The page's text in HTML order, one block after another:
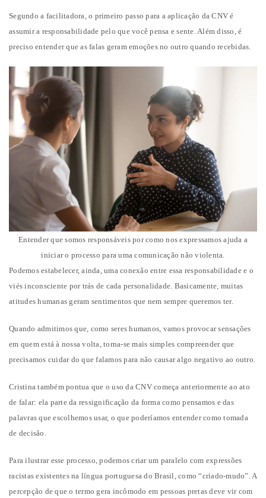
Segundo a facilitadora, o primeiro passo para a aplicação da CNV é
assumir a responsabilidade pelo que você pensa e sente. Além disso, é
preciso entender que as falas geram emoções no outro quando recebidas.
Entender que somos responsáveis por como nos expressamos ajuda a
iniciar o processo para uma comunicação não violenta.
Podemos estabelecer, ainda, uma conexão entre essa responsabilidade e o
viés inconsciente por trás de cada personalidade. Basicamente, muitas
atitudes humanas geram sentimentos que nem sempre queremos ter.
Quando admitimos que, como seres humanos, vamos provocar sensações
em quem está à nossa volta, torna-se mais simples compreender que
precisamos cuidar do que falamos para não causar algo negativo ao outro.
Cristina também pontua que o uso da CNV começa anteriormente ao ato
de falar: ela parte da ressignificação da forma como pensamos e das
palavras que escolhemos usar, o que poderíamos entender como tomada
de decisão.
Para ilustrar esse processo, podemos criar um paralelo com expressões
racistas existentes na língua portuguesa do Brasil, como “criado-mudo”. A
percepção de que o termo gera incômodo em pessoas pretas deve vir com